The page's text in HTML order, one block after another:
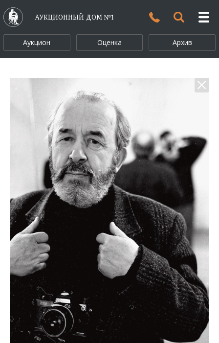
АУКЦИОННЫЙ ДОМ №1
Аукцион Оценка Архив